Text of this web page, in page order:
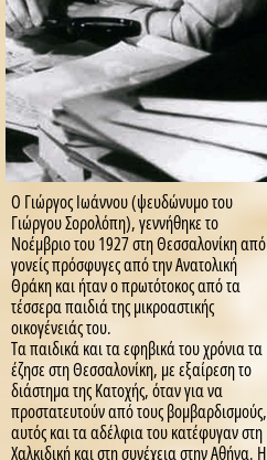
Ο Γιώργος Ιωάννου (ψευδώνυμο του
Γιώργου Σορολόπη), γεννήθηκε το
Νοέμβριο του 1927 στη Θεσσαλονίκη από
γονείς πρόσφυγες από την Ανατολική
Θράκη και ήταν ο πρωτότοκος από τα
τέσσερα παιδιά της μικροαστικής
οικογένειάς του.
Τα παιδικά και τα εφηβικά του χρόνια τα
έζησε στη Θεσσαλονίκη, με εξαίρεση το
διάστημα της Κατοχής, όταν για να
προστατευτούν από τους βομβαρδισμούς,
αυτός και τα αδέλφια του κατέφυγαν στη
Χαλκιδική και στη συνέχεια στην Αθήνα. Η